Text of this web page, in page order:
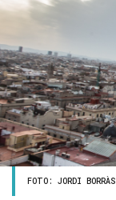
FOTO: JORDI BORRÀS